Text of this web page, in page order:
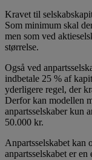
Kravet til
Som minimum skal
men som ved
størrelse.
Også ved
indbetale 25 % af
yderligere regel, der
Derfor kan modellen
anpartsselskaber kun
50.000 kr.
Anpartsselskabet kan
anpartsselskabet er